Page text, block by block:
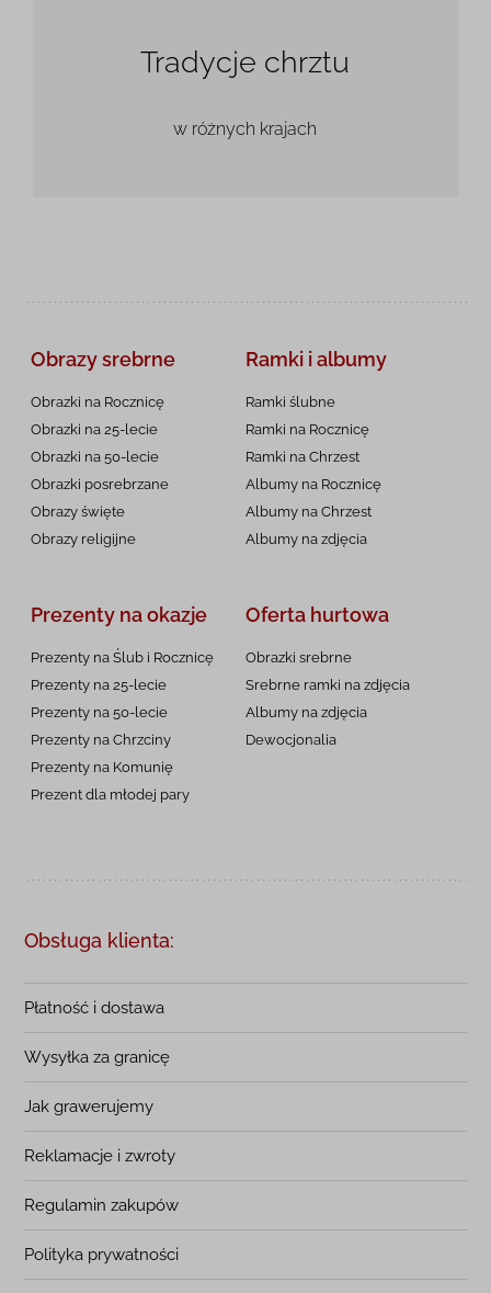
Tradycje chrztu
w różnych krajach
Obrazy srebrne
Obrazki na Rocznicę
Obrazki na 25-lecie
Obrazki na 50-lecie
Obrazki posrebrzane
Obrazy święte
Obrazy religijne
Ramki i albumy
Ramki ślubne
Ramki na Rocznicę
Ramki na Chrzest
Albumy na Rocznicę
Albumy na Chrzest
Albumy na zdjęcia
Prezenty na okazje
Prezenty na Ślub i Rocznicę
Prezenty na 25-lecie
Prezenty na 50-lecie
Prezenty na Chrzciny
Prezenty na Komunię
Prezent dla młodej pary
Oferta hurtowa
Obrazki srebrne
Srebrne ramki na zdjęcia
Albumy na zdjęcia
Dewocjonalia
Obsługa klienta:
Płatność i dostawa
Wysyłka za granicę
Jak grawerujemy
Reklamacje i zwroty
Regulamin zakupów
Polityka prywatności